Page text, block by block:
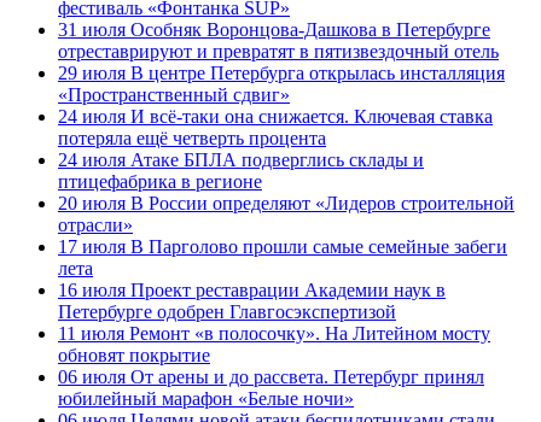
фестиваль «Фонтанка SUP»
31 июля Особняк Воронцова-Дашкова в Петербурге
отреставрируют и превратят в пятизвездочный отель
29 июля В центре Петербурга открылась инсталляция
«Пространственный сдвиг»
24 июля И всё-таки она снижается. Ключевая ставка
потеряла ещё четверть процента
24 июля Атаке БПЛА подверглись склады и
птицефабрика в регионе
20 июля В России определяют «Лидеров строительной
отрасли»
17 июля В Парголово прошли самые семейные забеги
лета
16 июля Проект реставрации Академии наук в
Петербурге одобрен Главгосэкспертизой
11 июля Ремонт «в полосочку». На Литейном мосту
обновят покрытие
06 июля От арены и до рассвета. Петербург принял
юбилейный марафон «Белые ночи»